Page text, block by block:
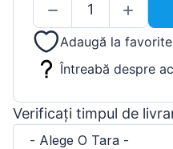
Adaugă la favorite
Întreabă despre
Verificați timpul de
- Alege O Tara -